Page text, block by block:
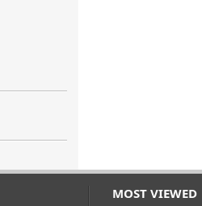
MOST VIEWED